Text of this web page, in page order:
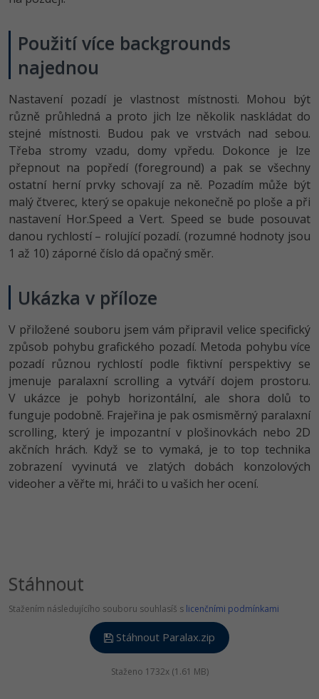
Použití více backgrounds
najednou
Nastavení pozadí je vlastnost místnosti. Mohou být
různě průhledná a proto jich lze několik naskládat do
stejné místnosti. Budou pak ve vrstvách nad sebou.
Třeba stromy vzadu, domy vpředu. Dokonce je lze
přepnout na popředí (foreground) a pak se všechny
ostatní herní prvky schovají za ně. Pozadím může být
malý čtverec, který se opakuje nekonečně po ploše a při
nastavení Hor.Speed a Vert. Speed se bude posouvat
danou rychlostí – rolující pozadí. (rozumné hodnoty jsou
1 až 10) záporné číslo dá opačný směr.
Ukázka v příloze
V přiložené souboru jsem vám připravil velice specifický
způsob pohybu grafického pozadí. Metoda pohybu více
pozadí různou rychlostí podle fiktivní perspektivy se
jmenuje paralaxní scrolling a vytváří dojem prostoru.
V ukázce je pohyb horizontální, ale shora dolů to
funguje podobně. Frajeřina je pak osmisměrný paralaxní
scrolling, který je impozantní v plošinovkách nebo 2D
akčních hrách. Když se to vymaká, je to top technika
zobrazení vyvinutá ve zlatých dobách konzolových
videoher a věřte mi, hráči to u vašich her ocení.
Stáhnout
Stažením následujícího souboru souhlasíš s licenčními podmínkami
Stáhnout Paralax.zip
Staženo 1732x (1.61 MB)